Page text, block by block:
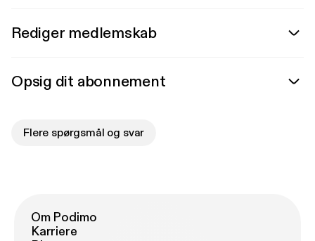
Rediger medlemskab
Opsig dit abonnement
Flere spørgsmål og svar
Om Podimo
Karriere